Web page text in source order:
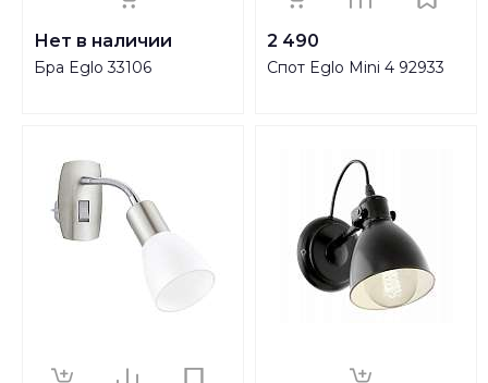
Нет в наличии
Бра Eglo 33106
2 490
Спот Eglo Mini 4 92933